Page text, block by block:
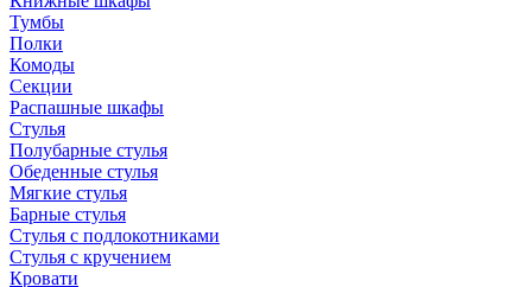
Тумбы
Полки
Комоды
Секции
Распашные шкафы
Стулья
Полубарные стулья
Обеденные стулья
Мягкие стулья
Барные стулья
Стулья с подлокотниками
Стулья с кручением
Кровати